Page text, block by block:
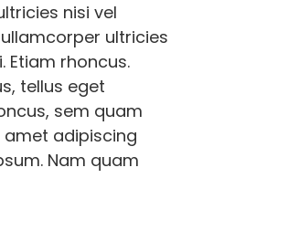
nisi vel
ultricies
Etiam rhoncus.
tellus eget
sem quam
amet adipiscing
Nam quam